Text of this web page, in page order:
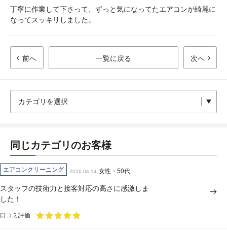
丁寧に作業して下さって、ずっと気になってたエアコンが綺麗に
なってスッキリしました。
前へ 一覧に戻る 次へ
同じカテゴリのお客様
エアコンクリーニング 2026.04.14 女性・50代
スタッフの技術力と接客対応の高さに感激しま
した！
口コミ評価